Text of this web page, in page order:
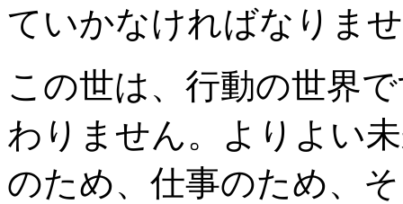
ていかなければなりま
この世は、行動の世界
わりません。よりよい
のため、仕事のため、